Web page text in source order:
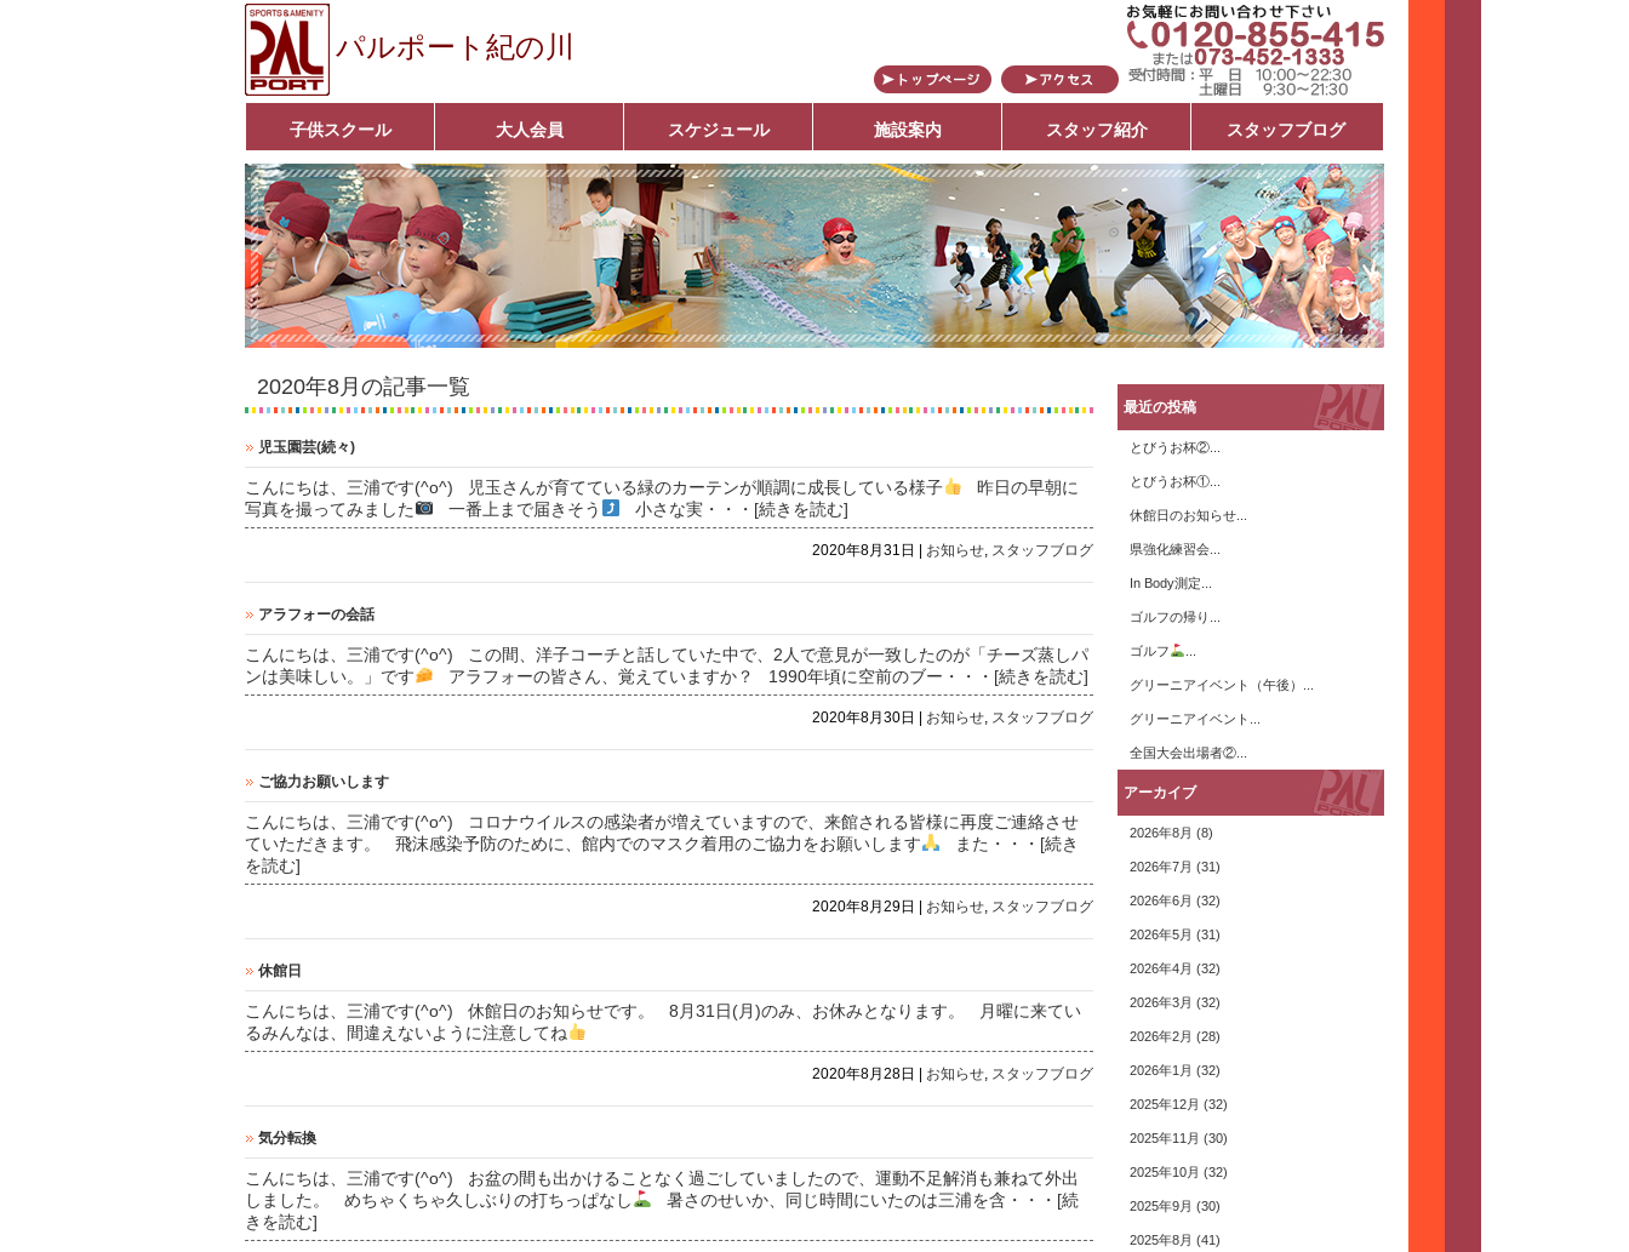
パルポート紀の川
子供スクール
ベビーコース
幼児コース
小学生コース
育成コース
選手コース
キッズパーク(体操教室)
子どもダンス教室
■入会案内■
大人会員
アクア悠々クラブ
いきいきコース
■入会案内■
スケジュール 施設案内 スタッフ紹介 スタッフブログ
2020年8月の記事一覧
児玉園芸(続々)
こんにちは、三浦です(^o^) 児玉さんが育てている緑のカーテンが順調に成長している様子
昨日の早朝に
写真を撮ってみました
一番上まで届きそう 小さな実・・・[続きを読む]
2020年8月31日 | お知らせ, スタッフブログ
アラフォーの会話
こんにちは、三浦です(^o^) この間、洋子コーチと話していた中で、2人で意見が一致したのが「チーズ蒸しパ
ンは美味しい。」です
アラフォーの皆さん、覚えていますか？ 1990年頃に空前のブー ・・・[続きを読む]
2020年8月30日 | お知らせ, スタッフブログ
ご協力お願いします
こんにちは、三浦です(^o^) コロナウイルスの感染者が増えていますので、来館される皆様に再度ご連絡させ
ていただきます。 飛沫感染予防のために、館内でのマスク着用のご協力をお願いします
また ・・・[続き
を読む]
2020年8月29日 | お知らせ, スタッフブログ
休館日
こんにちは、三浦です(^o^) 休館日のお知らせです。 8月31日(月)のみ、お休みとなります。 月曜に来てい
るみんなは、間違えないように注意してね
2020年8月28日 | お知らせ, スタッフブログ
気分転換
こんにちは、三浦です(^o^) お盆の間も出かけることなく過ごしていましたので、運動不足解消も兼ねて外出
しました。 めちゃくちゃ久しぶりの打ちっぱなし
暑さのせいか、同じ時間にいたのは三浦を含 ・・・[続
きを読む]
最近の投稿
とびうお杯②...
とびうお杯①...
休館日のお知らせ...
県強化練習会...
In Body測定...
ゴルフの帰り...
ゴルフ
グリーニアイベント（午後）...
グリーニアイベント...
全国大会出場者②...
アーカイブ
2026年8月 (8)
2026年7月 (31)
2026年6月 (32)
2026年5月 (31)
2026年4月 (32)
2026年3月 (32)
2026年2月 (28)
2026年1月 (32)
2025年12月 (32)
2025年11月 (30)
2025年10月 (32)
2025年9月 (30)
2025年8月 (41)